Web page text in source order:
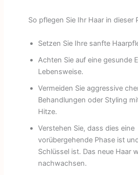
So pflegen Sie Ihr Haar in dieser
Setzen Sie Ihre sanfte
Achten Sie auf eine gesunde
Lebensweise.
Vermeiden Sie aggressive
Behandlungen oder Styling
Hitze.
Verstehen Sie, dass dies eine
vorübergehende Phase ist
Schlüssel ist. Das neue Haar
nachwachsen.